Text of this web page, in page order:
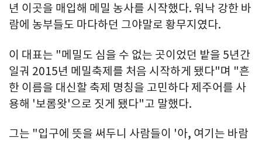
년 이곳을 매입해 메밀 농사를 시작했다. 워낙 강한 바
람에 농부들도 마다하던 그야말로 황무지였다.
이 대표는 "메밀도 심을 수 없는 곳이었던 밭을 5년간
일궈 2015년 메밀축제를 처음 시작하게 됐다"며 "흔
한 이름을 대신할 축제 명칭을 고민하다 제주어를 사
용해 '보롬왓'으로 짓게 됐다"고 말했다.
그는 "입구에 뜻을 써두니 사람들이 '아, 여기는 바람